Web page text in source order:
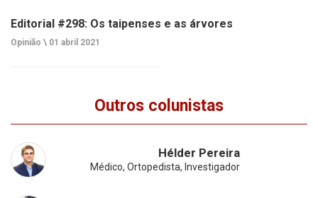
Editorial #298: Os taipenses e as árvores
Opinião \ 01 abril 2021
Outros colunistas
Hélder Pereira
Médico, Ortopedista, Investigador